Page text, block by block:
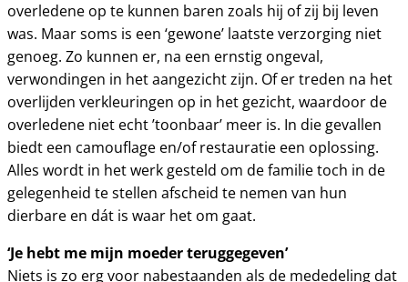
overledene op te kunnen baren zoals hij of zij bij leven
was. Maar soms is een ‘gewone’ laatste verzorging niet
genoeg. Zo kunnen er, na een ernstig ongeval,
verwondingen in het aangezicht zijn. Of er treden na het
overlijden verkleuringen op in het gezicht, waardoor de
overledene niet echt ’toonbaar’ meer is. In die gevallen
biedt een camouflage en/of restauratie een oplossing.
Alles wordt in het werk gesteld om de familie toch in de
gelegenheid te stellen afscheid te nemen van hun
dierbare en dát is waar het om gaat.
‘Je hebt me mijn moeder teruggegeven’
Niets is zo erg voor nabestaanden als de mededeling dat